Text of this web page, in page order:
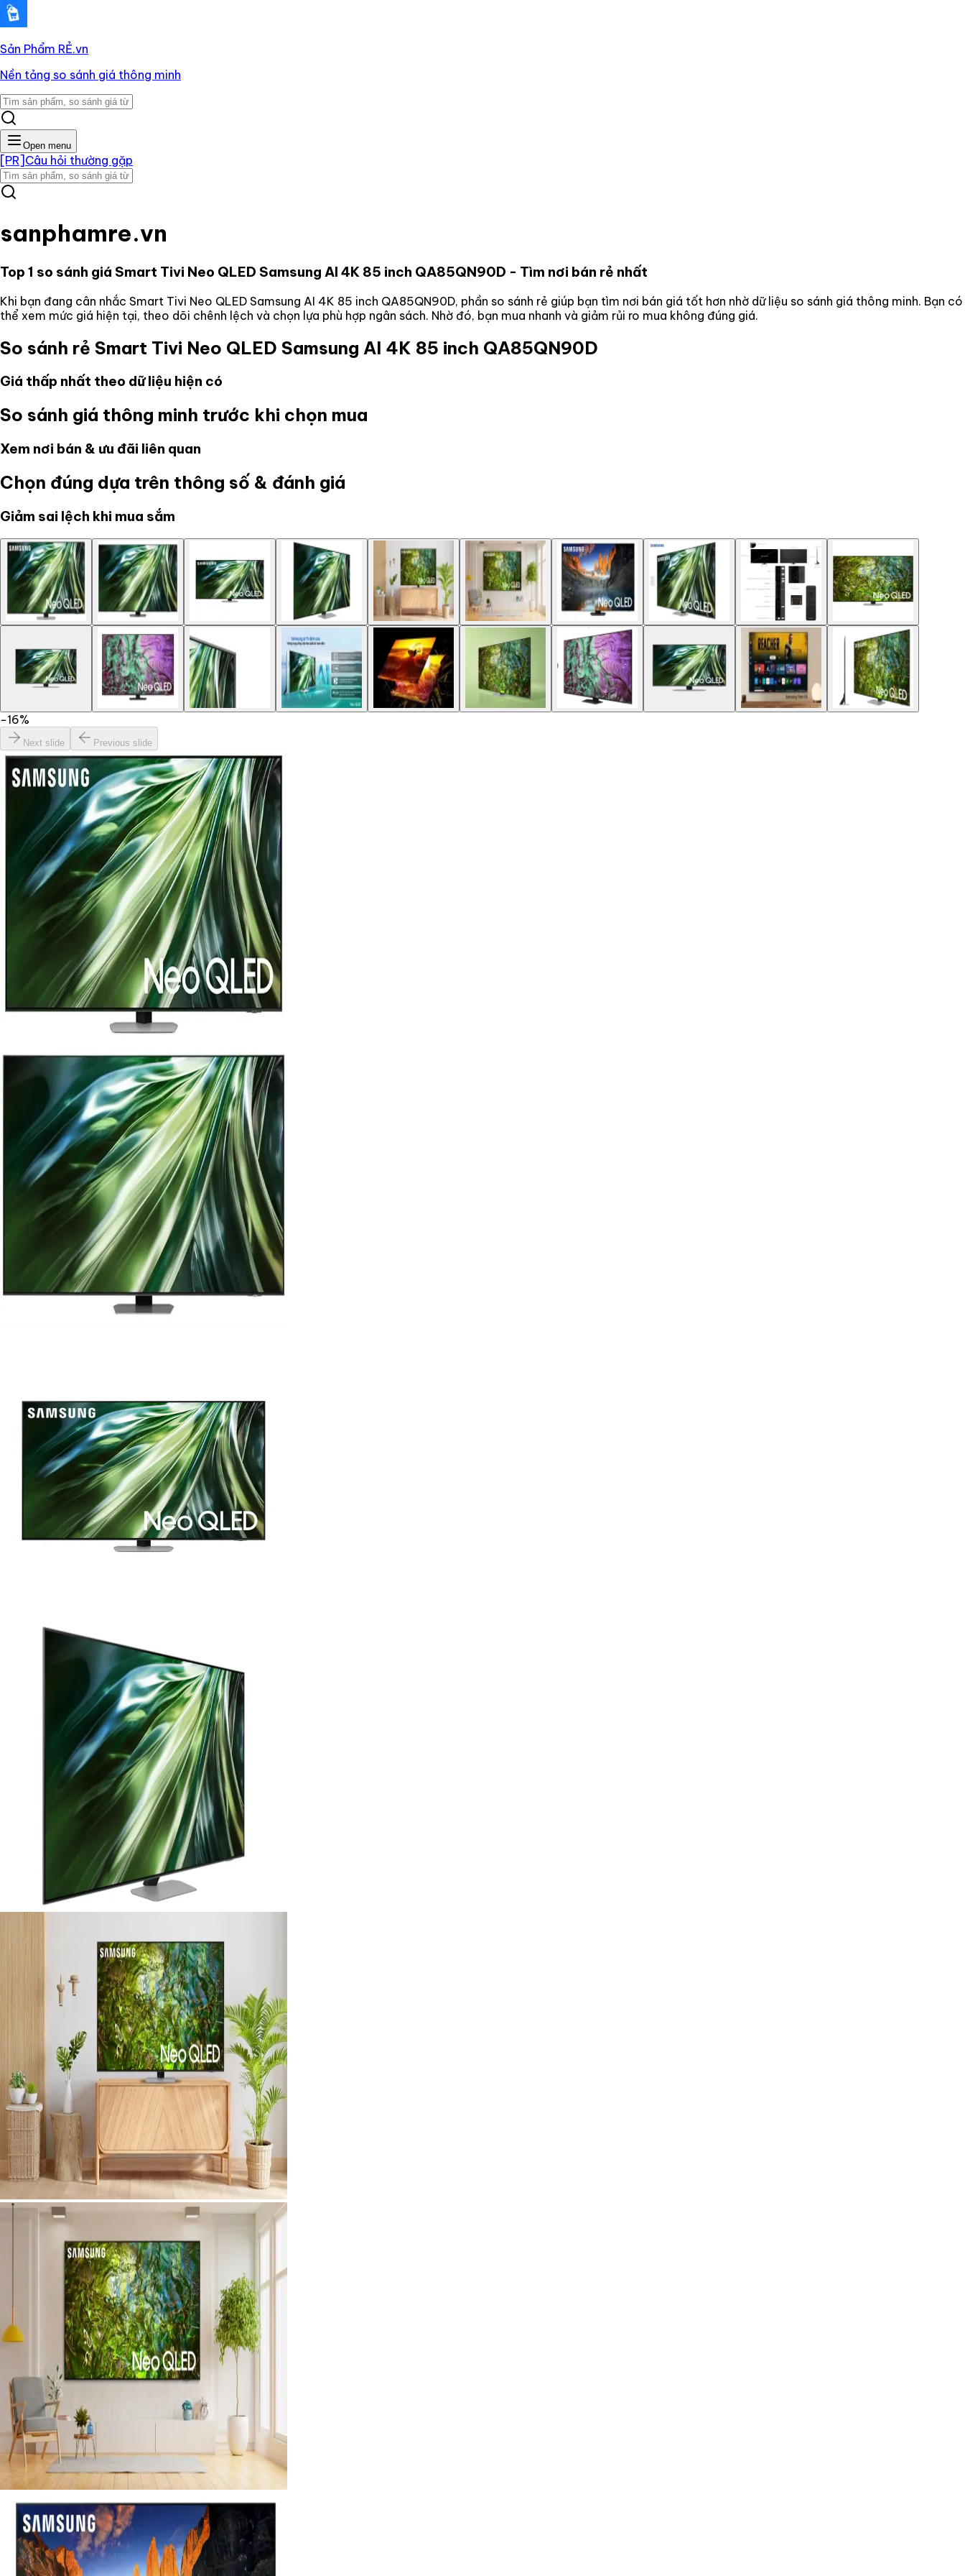
Sản Phẩm RẺ.vn
Nền tảng so sánh giá thông minh
Open menu
[PR] Câu hỏi thường gặp
sanphamre.vn
Top 1 so sánh giá Smart Tivi Neo QLED Samsung AI 4K 85 inch QA85QN90D - Tìm nơi bán rẻ nhất
Khi bạn đang cân nhắc Smart Tivi Neo QLED Samsung AI 4K 85 inch QA85QN90D, phần so sánh rẻ giúp bạn tìm nơi bán giá tốt hơn nhờ dữ liệu so sánh giá thông minh. Bạn có
thể xem mức giá hiện tại, theo dõi chênh lệch và chọn lựa phù hợp ngân sách. Nhờ đó, bạn mua nhanh và giảm rủi ro mua không đúng giá.
So sánh rẻ Smart Tivi Neo QLED Samsung AI 4K 85 inch QA85QN90D
Giá thấp nhất theo dữ liệu hiện có
So sánh giá thông minh trước khi chọn mua
Xem nơi bán & ưu đãi liên quan
Chọn đúng dựa trên thông số & đánh giá
Giảm sai lệch khi mua sắm
−16%
Next slide Previous slide